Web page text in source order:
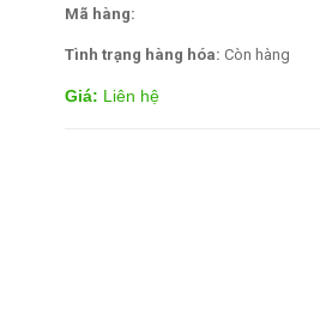
Mã hàng:
Tình trạng hàng hóa: Còn hàng
Giá: Liên hệ